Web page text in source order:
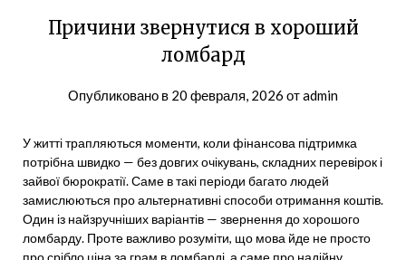
Причини звернутися в хороший
ломбард
Опубликовано в 20 февраля, 2026 отadmin
У житті трапляються моменти, коли фінансова підтримка
потрібна швидко — без довгих очікувань, складних перевірок і
зайвої бюрократії. Саме в такі періоди багато людей
замислюються про альтернативні способи отримання коштів.
Один із найзручніших варіантів — звернення до хорошого
ломбарду. Проте важливо розуміти, що мова йде не просто
просрібло ціна за грам в ломбарді, а саме про надійну